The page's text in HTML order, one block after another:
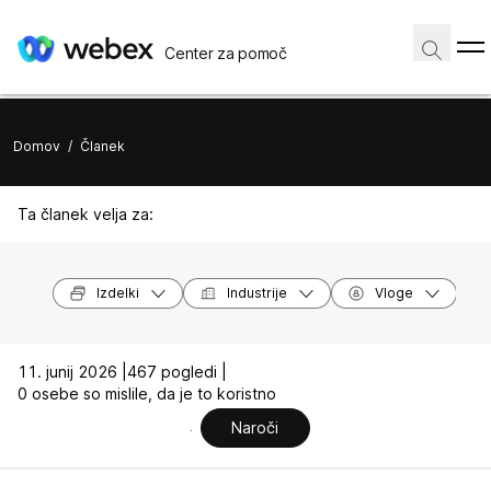
Center za pomoč
Domov / Članek
Ta članek velja za:
Izdelki Industrije Vloge
11. junij 2026 | 467 pogledi |
0 osebe so mislile, da je to koristno
Naroči